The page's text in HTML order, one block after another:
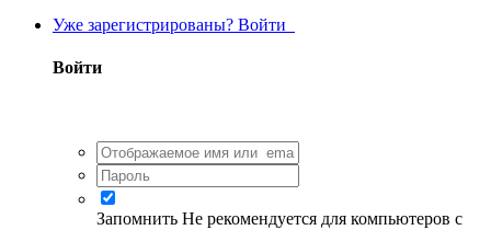
Уже зарегистрированы? Войти
Войти
Запомнить Не рекомендуется для компьютеров с